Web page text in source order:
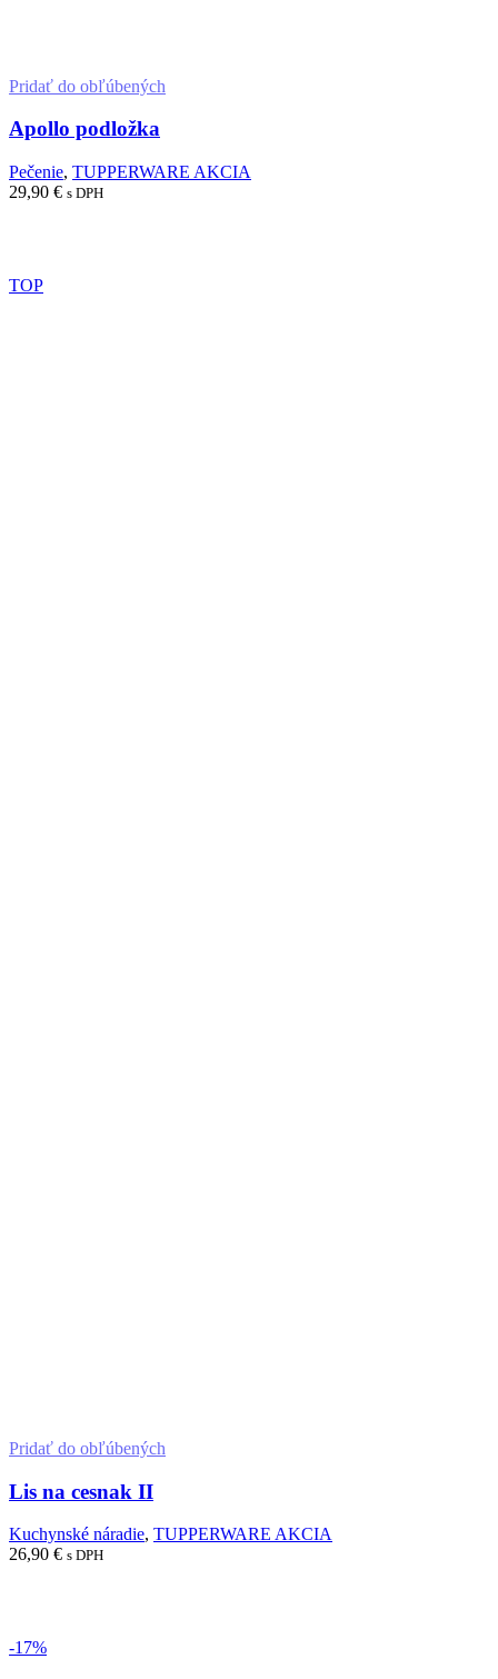
Pridať do obľúbených
Apollo podložka
Pečenie, TUPPERWARE AKCIA
29,90 € s DPH
TOP
Pridať do obľúbených
Lis na cesnak II
Kuchynské náradie, TUPPERWARE AKCIA
26,90 € s DPH
-17%